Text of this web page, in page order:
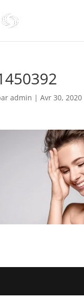
admin |Avr 30, 2020